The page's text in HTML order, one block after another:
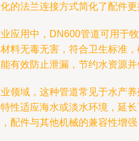
的法兰连接方式简化了配件更
应用中，DN600管道可用于
料无毒无害，符合卫生标准
有效防止泄漏，节约水资源并
领域，这种管道常见于水产
性适应海水或淡水环境，延
配件与其他机械的兼容性增强